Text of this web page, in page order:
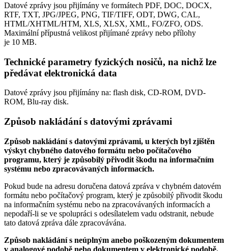
Datové zprávy jsou přijímány ve formátech PDF, DOC, DOCX,
RTF, TXT, JPG/JPEG, PNG, TIF/TIFF, ODT, DWG, CAL,
HTML/XHTML/HTM, XLS, XLSX, XML, FO/ZFO, ODS.
Maximální přípustná velikost přijímané zprávy nebo přílohy
je 10 MB.
Technické parametry fyzických nosičů, na nichž lze
předávat elektronická data
Datové zprávy jsou přijímány na: flash disk, CD-ROM, DVD-
ROM, Blu-ray disk.
Způsob nakládání s datovými zprávami
Způsob nakládání s datovými zprávami, u kterých byl zjištěn
výskyt chybného datového formátu nebo počítačového
programu, který je způsobilý přivodit škodu na informačním
systému nebo zpracovávaných informacích.
Pokud bude na adresu doručena datová zpráva v chybném datovém
formátu nebo počítačový program, který je způsobilý přivodit škodu
na informačním systému nebo na zpracovávaných informacích a
nepodaří-li se ve spolupráci s odesílatelem vadu odstranit, nebude
tato datová zpráva dále zpracovávána.
Způsob nakládání s neúplným anebo poškozeným dokumentem
v analogové podobě nebo dokumentem v elektronické podobě.